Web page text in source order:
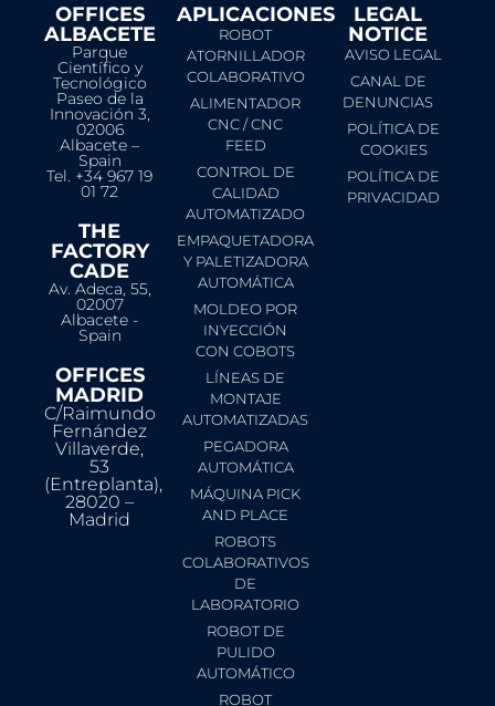
OFFICES
ALBACETE
Parque
Científico y
Tecnológico
Paseo de la
Innovación 3,
02006
Albacete –
Spain
Tel. +34 967 19
01 72
THE
FACTORY
CADE
Av. Adeca, 55,
02007
Albacete -
Spain
OFFICES
MADRID
C/Raimundo
Fernández
Villaverde,
53
(Entreplanta),
28020 –
Madrid
APLICACIONES
ROBOT
ATORNILLADOR
COLABORATIVO
ALIMENTADOR
CNC / CNC
FEED
CONTROL DE
CALIDAD
AUTOMATIZADO
EMPAQUETADORA
Y PALETIZADORA
AUTOMÁTICA
MOLDEO POR
INYECCIÓN
CON COBOTS
LÍNEAS DE
MONTAJE
AUTOMATIZADAS
PEGADORA
AUTOMÁTICA
MÁQUINA PICK
AND PLACE
ROBOTS
COLABORATIVOS
DE
LABORATORIO
ROBOT DE
PULIDO
AUTOMÁTICO
ROBOT
LEGAL
NOTICE​
AVISO LEGAL
CANAL DE
DENUNCIAS
POLÍTICA DE
COOKIES
POLÍTICA DE
PRIVACIDAD